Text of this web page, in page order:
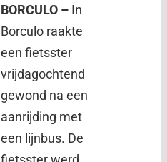
BORCULO – In
Borculo raakte
een fietsster
vrijdagochtend
gewond na een
aanrijding met
een lijnbus. De